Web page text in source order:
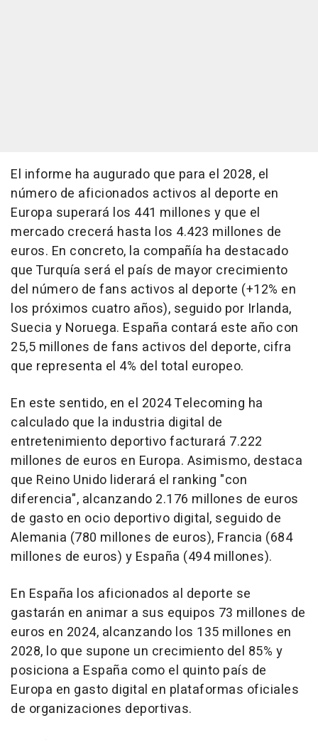
El informe ha augurado que para el 2028, el
número de aficionados activos al deporte en
Europa superará los 441 millones y que el
mercado crecerá hasta los 4.423 millones de
euros. En concreto, la compañía ha destacado
que Turquía será el país de mayor crecimiento
del número de fans activos al deporte (+12% en
los próximos cuatro años), seguido por Irlanda,
Suecia y Noruega. España contará este año con
25,5 millones de fans activos del deporte, cifra
que representa el 4% del total europeo.
En este sentido, en el 2024 Telecoming ha
calculado que la industria digital de
entretenimiento deportivo facturará 7.222
millones de euros en Europa. Asimismo, destaca
que Reino Unido liderará el ranking "con
diferencia", alcanzando 2.176 millones de euros
de gasto en ocio deportivo digital, seguido de
Alemania (780 millones de euros), Francia (684
millones de euros) y España (494 millones).
En España los aficionados al deporte se
gastarán en animar a sus equipos 73 millones de
euros en 2024, alcanzando los 135 millones en
2028, lo que supone un crecimiento del 85% y
posiciona a España como el quinto país de
Europa en gasto digital en plataformas oficiales
de organizaciones deportivas.